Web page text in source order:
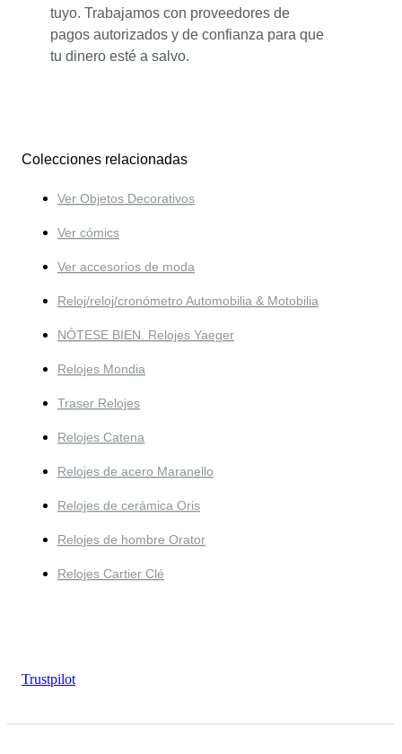
tuyo. Trabajamos con proveedores de
pagos autorizados y de confianza para que
tu dinero esté a salvo.
Colecciones relacionadas
Ver Objetos Decorativos
Ver cómics
Ver accesorios de moda
Reloj/reloj/cronómetro Automobilia & Motobilia
NÓTESE BIEN. Relojes Yaeger
Relojes Mondia
Traser Relojes
Relojes Catena
Relojes de acero Maranello
Relojes de cerámica Oris
Relojes de hombre Orator
Relojes Cartier Clé
Trustpilot